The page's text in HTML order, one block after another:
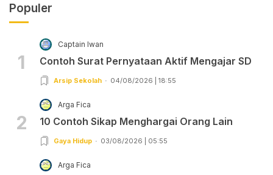
Populer
1
Captain Iwan
Contoh Surat Pernyataan Aktif Mengajar SD
Arsip Sekolah 04/08/2026 | 18:55
2
Arga Fica
10 Contoh Sikap Menghargai Orang Lain
Gaya Hidup 03/08/2026 | 05:55
Arga Fica